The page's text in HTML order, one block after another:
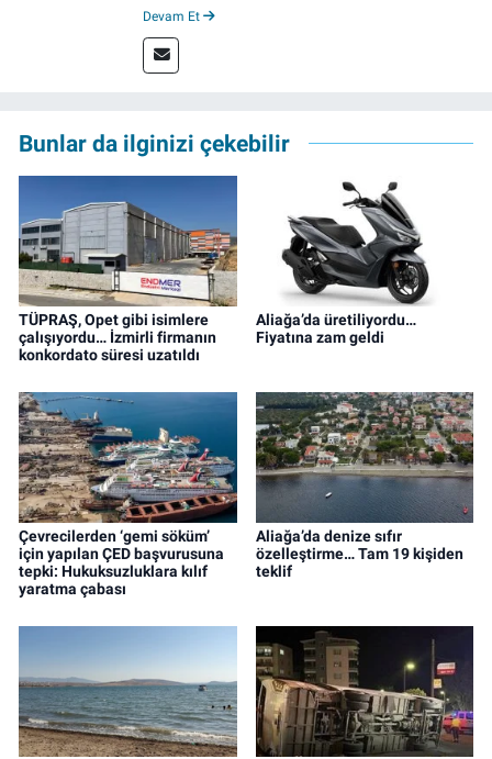
deneyimin dışında kapatılana kadar Artı TV
ve TELE1 TV Ankara bürolarında editör ve
Devam Et
Bunlar da ilginizi çekebilir
TÜPRAŞ, Opet gibi isimlere
çalışıyordu… İzmirli firmanın
konkordato süresi uzatıldı
Aliağa’da üretiliyordu…
Fiyatına zam geldi
Çevrecilerden ‘gemi söküm’
için yapılan ÇED başvurusuna
tepki: Hukuksuzluklara kılıf
yaratma çabası
Aliağa’da denize sıfır
özelleştirme… Tam 19 kişiden
teklif